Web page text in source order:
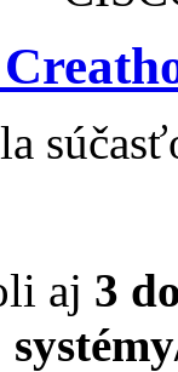
aj 3